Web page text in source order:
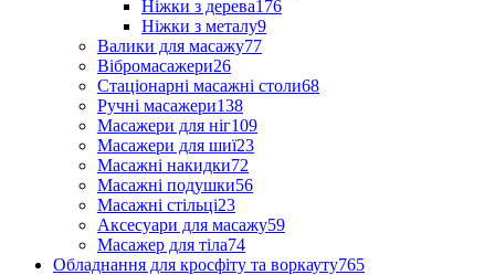
Ніжки з дерева176
Ніжки з металу9
Валики для масажу77
Вібромасажери26
Стаціонарні масажні столи68
Ручні масажери138
Масажери для ніг109
Масажери для шиї23
Масажні накидки72
Масажні подушки56
Масажні стільці23
Аксесуари для масажу59
Масажер для тіла74
Обладнання для кросфіту та воркауту765